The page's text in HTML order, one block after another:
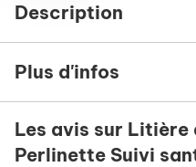
Description
Plus d'infos
Les avis sur
Perlinette Suivi